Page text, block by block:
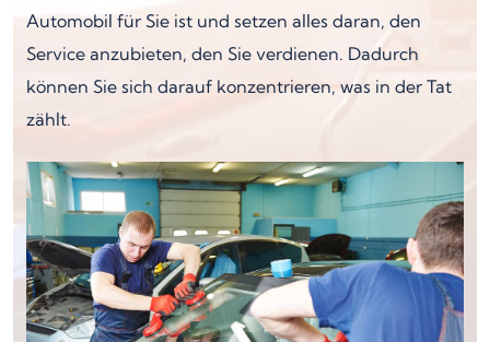
Automobil für Sie ist und setzen alles daran, den
Service anzubieten, den Sie verdienen. Dadurch
können Sie sich darauf konzentrieren, was in der Tat
zählt.